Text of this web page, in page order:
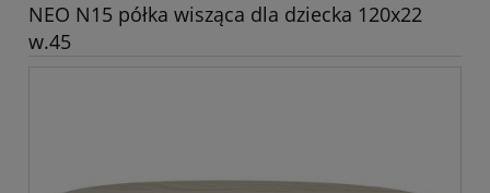
NEO N15 półka wisząca dla dziecka 120x22
w.45